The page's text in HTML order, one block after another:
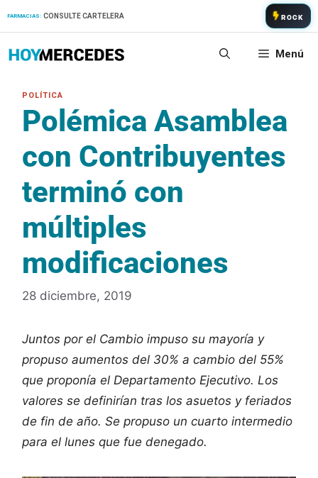
FARMACIAS: CONSULTE CARTELERA ROCK
Menú
Polémica Asamblea
con Contribuyentes
terminó con
múltiples
modificaciones
28 diciembre, 2019
Juntos por el Cambio impuso su mayoría y
propuso aumentos del 30% a cambio del 55%
que proponía el Departamento Ejecutivo. Los
valores se definirían tras los asuetos y feriados
de fin de año. Se propuso un cuarto intermedio
para el lunes que fue denegado.